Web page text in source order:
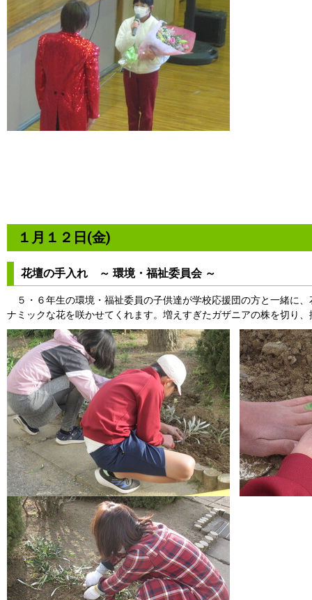
１月１２日(金)
花壇の手入れ ～ 環境・福祉委員会 ～
５・６年生の環境・福祉委員の子供達が学校応援団の方と一緒に
ナミックな花を咲かせてくれます。増えすぎたガザニアの株を切り